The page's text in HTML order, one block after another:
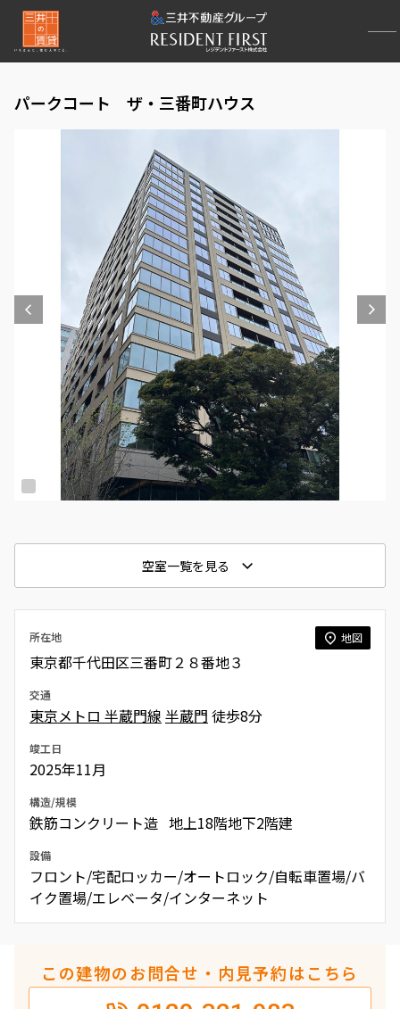
パークコート ザ・三番町ハウス
空室一覧を見る
所在地 地図
東京都千代田区三番町２８番地３
交通
東京メトロ 半蔵門線 半蔵門 徒歩8分
竣工日
2025年11月
構造/規模
鉄筋コンクリート造 地上18階地下2階建
設備
フロント/宅配ロッカー/オートロック/自転車置場/バ
イク置場/エレベータ/インターネット
この建物のお問合せ・内見予約はこちら